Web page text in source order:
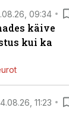
09:34
käive
kui ka
11:23